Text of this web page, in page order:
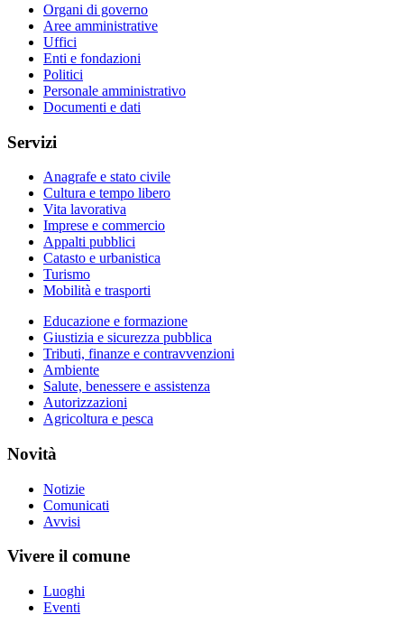
Organi di governo
Aree amministrative
Uffici
Enti e fondazioni
Politici
Personale amministrativo
Documenti e dati
Servizi
Anagrafe e stato civile
Cultura e tempo libero
Vita lavorativa
Imprese e commercio
Appalti pubblici
Catasto e urbanistica
Turismo
Mobilità e trasporti
Educazione e formazione
Giustizia e sicurezza pubblica
Tributi, finanze e contravvenzioni
Ambiente
Salute, benessere e assistenza
Autorizzazioni
Agricoltura e pesca
Novità
Notizie
Comunicati
Avvisi
Vivere il comune
Luoghi
Eventi